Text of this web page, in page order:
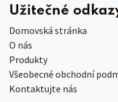
Užitečné
Domovská stránka
O nás
Produkty
Všeobecné obchodní
Kontaktujte nás